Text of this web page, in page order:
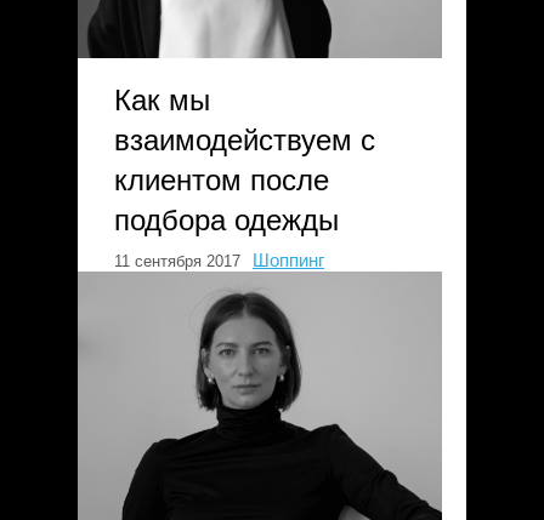
Как мы
взаимодействуем с
клиентом после
подбора одежды
11 сентября 2017 Шоппинг